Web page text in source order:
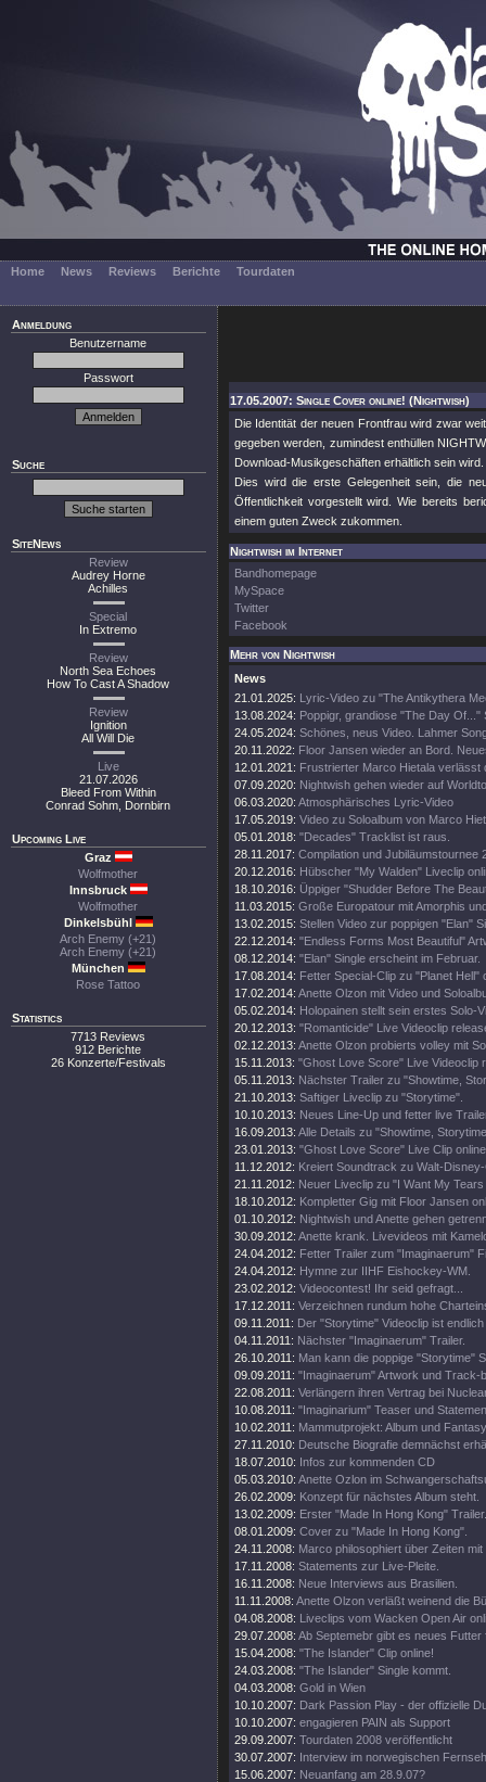
Home News Reviews Berichte Tourdaten
Anmeldung
Benutzername
Passwort
Suche
SiteNews
Review
Audrey Horne
Achilles
Special
In Extremo
Review
North Sea Echoes
How To Cast A Shadow
Review
Ignition
All Will Die
Live
21.07.2026
Bleed From Within
Conrad Sohm, Dornbirn
Upcoming Live
Graz
Wolfmother
Innsbruck
Wolfmother
Dinkelsbühl
Arch Enemy (+21)
Arch Enemy (+21)
München
Rose Tattoo
Statistics
7713 Reviews
912 Berichte
26 Konzerte/Festivals
17.05.2007: Single Cover online! (Nightwish)
Die Identität der neuen Frontfrau wird zwar
gegeben werden, zumindest enthüllen
Download-Musikgeschäften erhältlich sein wird.
Dies wird die erste Gelegenheit sein, die
Öffentlichkeit vorgestellt wird. Wie bereits
einem guten Zweck zukommen.
Nightwish im Internet
Bandhomepage
MySpace
Twitter
Facebook
Mehr von Nightwish
News
21.01.2025: Lyric-Video zu "The Antikythera
13.08.2024: Poppigr, grandiose "The Day Of..."
24.05.2024: Schönes, neus Video. Lahmer
20.11.2022: Floor Jansen wieder an Bord.
12.01.2021: Frustrierter Marco Hietala verlässt
07.09.2020: Nightwish gehen wieder auf
06.03.2020: Atmosphärisches Lyric-Video
17.05.2019: Video zu Soloalbum von Marco
05.01.2018: "Decades" Tracklist ist raus.
28.11.2017: Compilation und Jubiläumstournee
20.12.2016: Hübscher "My Walden" Liveclip
18.10.2016: Üppiger "Shudder Before The
11.03.2015: Große Europatour mit Amorphis
13.02.2015: Stellen Video zur poppigen "Elan"
22.12.2014: "Endless Forms Most Beautiful"
08.12.2014: "Elan" Single erscheint im Februar.
17.08.2014: Fetter Special-Clip zu "Planet Hell"
17.02.2014: Anette Olzon mit Video und
05.02.2014: Holopainen stellt sein erstes Solo-
20.12.2013: "Romanticide" Live Videoclip
02.12.2013: Anette Olzon probierts volley mit
15.11.2013: "Ghost Love Score" Live Videoclip
05.11.2013: Nächster Trailer zu "Showtime,
21.10.2013: Saftiger Liveclip zu "Storytime".
10.10.2013: Neues Line-Up und fetter live
16.09.2013: Alle Details zu "Showtime,
23.01.2013: "Ghost Love Score" Live Clip
11.12.2012: Kreiert Soundtrack zu Walt-
21.11.2012: Neuer Liveclip zu "I Want My
18.10.2012: Kompletter Gig mit Floor Jansen
01.10.2012: Nightwish und Anette gehen
30.09.2012: Anette krank. Livevideos mit
24.04.2012: Fetter Trailer zum "Imaginaerum"
24.04.2012: Hymne zur IIHF Eishockey-WM.
23.02.2012: Videocontest! Ihr seid gefragt...
17.12.2011: Verzeichnen rundum hohe
09.11.2011: Der "Storytime" Videoclip ist endlich
04.11.2011: Nächster "Imaginaerum" Trailer.
26.10.2011: Man kann die poppige "Storytime"
09.09.2011: "Imaginaerum" Artwork und Track-
22.08.2011: Verlängern ihren Vertrag bei
10.08.2011: "Imaginarium" Teaser und
10.02.2011: Mammutprojekt: Album und
27.11.2010: Deutsche Biografie demnächst
18.07.2010: Infos zur kommenden CD
05.03.2010: Anette Ozlon im
26.02.2009: Konzept für nächstes Album steht.
13.02.2009: Erster "Made In Hong Kong" Trailer.
08.01.2009: Cover zu "Made In Hong Kong".
24.11.2008: Marco philosophiert über Zeiten mit
17.11.2008: Statements zur Live-Pleite.
16.11.2008: Neue Interviews aus Brasilien.
11.11.2008: Anette Olzon verläßt weinend die
04.08.2008: Liveclips vom Wacken Open Air
29.07.2008: Ab Septemebr gibt es neues Futter
15.04.2008: "The Islander" Clip online!
24.03.2008: "The Islander" Single kommt.
04.03.2008: Gold in Wien
10.10.2007: Dark Passion Play - der offizielle
10.10.2007: engagieren PAIN als Support
29.09.2007: Tourdaten 2008 veröffentlicht
30.07.2007: Interview im norwegischen
15.06.2007: Neuanfang am 28.9.07?